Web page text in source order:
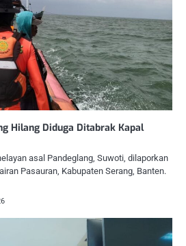
Hilang Diduga Ditabrak Kapal
asal Pandeglang, Suwoti, dilaporkan
Pasauran, Kabupaten Serang, Banten.